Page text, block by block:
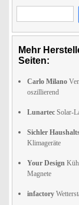
Mehr
Seiten:
Carlo Milano
oszillierend
Lunartec Solar-
Sichler
Klimageräte
Your Design
Magnete
infactory